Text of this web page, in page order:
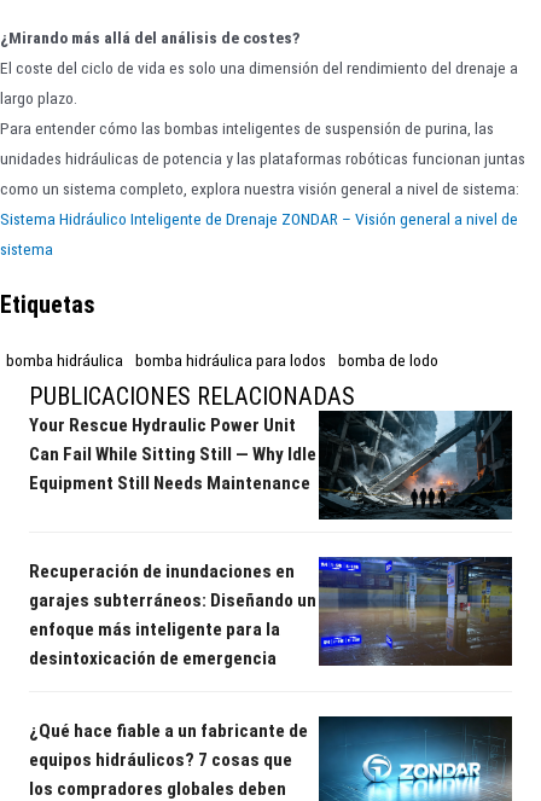
¿Mirando más allá del análisis de costes?
El coste del ciclo de vida es solo una dimensión del rendimiento del drenaje a
largo plazo.
Para entender cómo las bombas inteligentes de suspensión de purina, las
unidades hidráulicas de potencia y las plataformas robóticas funcionan juntas
como un sistema completo, explora nuestra visión general a nivel de sistema:
Sistema Hidráulico Inteligente de Drenaje ZONDAR – Visión general a nivel de
sistema
Etiquetas
bomba hidráulica bomba hidráulica para lodos bomba de lodo
PUBLICACIONES RELACIONADAS
Your Rescue Hydraulic Power Unit
Can Fail While Sitting Still — Why Idle
Equipment Still Needs Maintenance
Recuperación de inundaciones en
garajes subterráneos: Diseñando un
enfoque más inteligente para la
desintoxicación de emergencia
¿Qué hace fiable a un fabricante de
equipos hidráulicos? 7 cosas que
los compradores globales deben